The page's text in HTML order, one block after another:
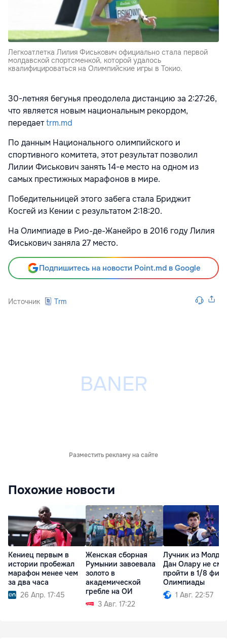
Легкоатлетка Лилия Фиськович официально стала первой
молдавской спортсменкой, которой удалось
квалифицироваться на Олимпийские игры в Токио.
30-летняя бегунья преодолела дистанцию за 2:27:26,
что является новым национальным рекордом,
передаетtrm.md
По данным Национального олимпийского и
спортивного комитета, этот результат позволил
Лилии Фиськович занять 14-е место на одном из
самых престижных марафонов в мире.
Победительницей этого забега стала Бриджит
Косгей из Кении с результатом 2:18:20.
На Олимпиаде в Рио-де-Жанейро в 2016 году Лилия
Фиськович заняла 27 место.
Подпишитесь на новости Point.md в Google
Источник Trm
Разместить рекламу на сайте
Похожие новости
Кениец первым в
истории пробежал
марафон менее чем
за два часа
26 Апр. 17:45
Женская сборная
Румынии завоевала
золото в
академической
гребле на ОИ
3 Авг. 17:22
Лучник из
Дан Олару не
пройти в 1/8
Олимпиады
1 Авг. 22:57